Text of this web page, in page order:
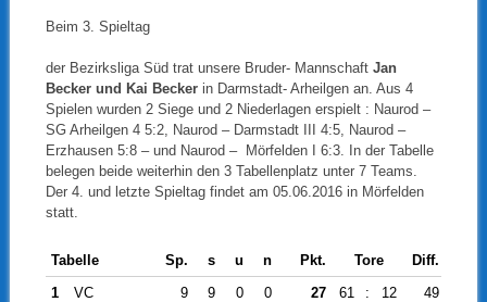
Beim 3. Spieltag
der Bezirksliga Süd trat unsere Bruder- Mannschaft Jan
Becker und Kai Beckerin Darmstadt- Arheilgen an. Aus 4
Spielen wurden 2 Siege und 2 Niederlagen erspielt : Naurod –
SG Arheilgen 4 5:2, Naurod – Darmstadt III 4:5, Naurod –
Erzhausen 5:8 – und Naurod – Mörfelden I 6:3. In der Tabelle
belegen beide weiterhin den 3 Tabellenplatz unter 7 Teams.
Der 4. und letzte Spieltag findet am 05.06.2016 in Mörfelden
statt.
Tabelle Sp. s u n Pkt. Tore
Diff.
1
VC
9 9 0 0 27 61 : 12 49